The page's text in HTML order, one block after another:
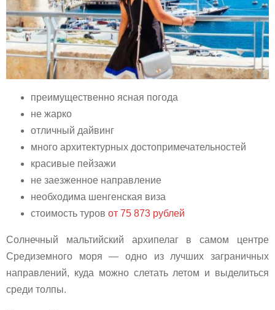
преимущественно ясная погода
не жарко
отличный дайвинг
много архитектурных достопримечательностей
красивые пейзажи
не заезженное направление
необходима шенгенская виза
стоимость туров от 75 873 рублей
Солнечный мальтийский архипелаг в самом центре
Средиземного моря — одно из лучших заграничных
направлений, куда можно слетать летом и выделиться
среди толпы.